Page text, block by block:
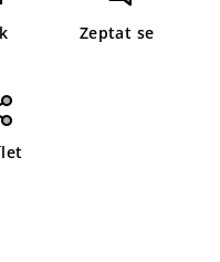
Zeptat se